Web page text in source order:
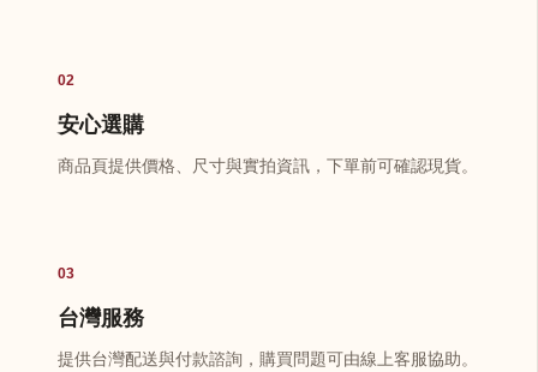
02
安心選購
商品頁提供價格、尺寸與實拍資訊，下單前可確認現貨。
03
台灣服務
提供台灣配送與付款諮詢，購買問題可由線上客服協助。